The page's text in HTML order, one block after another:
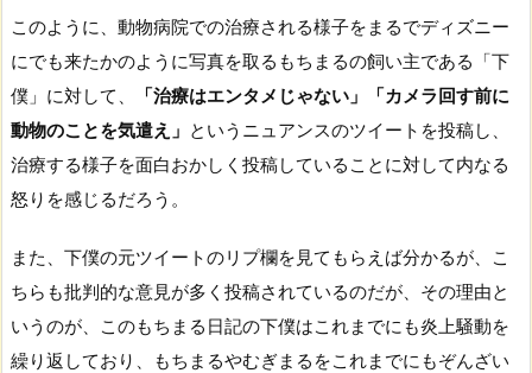
このように、動物病院での治療される様子をまるでディズニー
にでも来たかのように写真を取るもちまるの飼い主である「下
僕」に対して、
「治療はエンタメじゃない」「カメラ回す前に
動物のことを気遣え」 というニュアンスのツイートを投稿し、
治療する様子を面白おかしく投稿していることに対して内なる
怒りを感じるだろう。
また、下僕の元ツイートのリプ欄を見てもらえば分かるが、こ
ちらも批判的な意見が多く投稿されているのだが、その理由と
いうのが、このもちまる日記の下僕はこれまでにも炎上騒動を
繰り返しており、もちまるやむぎまるをこれまでにもぞんざい